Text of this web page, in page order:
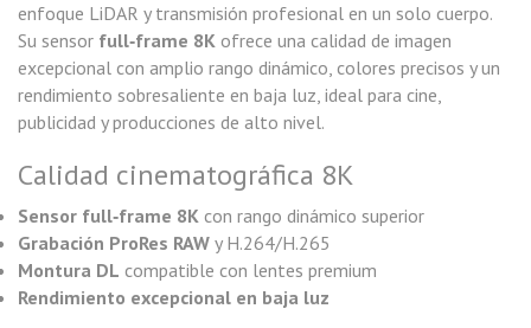
enfoque LiDAR y transmisión profesional en un solo cuerpo.
Su sensor full‑frame 8K ofrece una calidad de imagen
excepcional con amplio rango dinámico, colores precisos y un
rendimiento sobresaliente en baja luz, ideal para cine,
publicidad y producciones de alto nivel.
Calidad cinematográfica 8K
Sensor full‑frame 8K con rango dinámico superior
Grabación ProRes RAW y H.264/H.265
Montura DL compatible con lentes premium
Rendimiento excepcional en baja luz